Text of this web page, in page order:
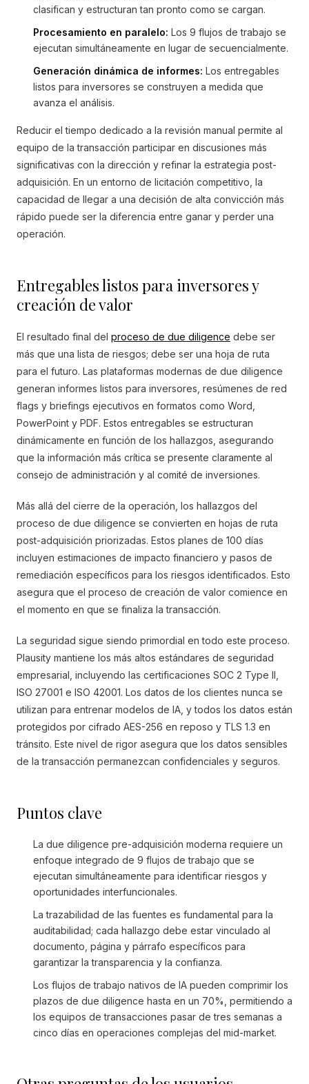
clasifican y estructuran tan pronto como se cargan.
Procesamiento en paralelo: Los 9 flujos de trabajo se
ejecutan simultáneamente en lugar de secuencialmente.
Generación dinámica de informes: Los entregables
listos para inversores se construyen a medida que
avanza el análisis.
Reducir el tiempo dedicado a la revisión manual permite al
equipo de la transacción participar en discusiones más
significativas con la dirección y refinar la estrategia post-
adquisición. En un entorno de licitación competitivo, la
capacidad de llegar a una decisión de alta convicción más
rápido puede ser la diferencia entre ganar y perder una
operación.
Entregables listos para inversores y
creación de valor
El resultado final del proceso de due diligence debe ser
más que una lista de riesgos; debe ser una hoja de ruta
para el futuro. Las plataformas modernas de due diligence
generan informes listos para inversores, resúmenes de red
flags y briefings ejecutivos en formatos como Word,
PowerPoint y PDF. Estos entregables se estructuran
dinámicamente en función de los hallazgos, asegurando
que la información más crítica se presente claramente al
consejo de administración y al comité de inversiones.
Más allá del cierre de la operación, los hallazgos del
proceso de due diligence se convierten en hojas de ruta
post-adquisición priorizadas. Estos planes de 100 días
incluyen estimaciones de impacto financiero y pasos de
remediación específicos para los riesgos identificados. Esto
asegura que el proceso de creación de valor comience en
el momento en que se finaliza la transacción.
La seguridad sigue siendo primordial en todo este proceso.
Plausity mantiene los más altos estándares de seguridad
empresarial, incluyendo las certificaciones SOC 2 Type II,
ISO 27001 e ISO 42001. Los datos de los clientes nunca se
utilizan para entrenar modelos de IA, y todos los datos están
protegidos por cifrado AES-256 en reposo y TLS 1.3 en
tránsito. Este nivel de rigor asegura que los datos sensibles
de la transacción permanezcan confidenciales y seguros.
Puntos clave
La due diligence pre-adquisición moderna requiere un
enfoque integrado de 9 flujos de trabajo que se
ejecutan simultáneamente para identificar riesgos y
oportunidades interfuncionales.
La trazabilidad de las fuentes es fundamental para la
auditabilidad; cada hallazgo debe estar vinculado al
documento, página y párrafo específicos para
garantizar la transparencia y la confianza.
Los flujos de trabajo nativos de IA pueden comprimir los
plazos de due diligence hasta en un 70%, permitiendo a
los equipos de transacciones pasar de tres semanas a
cinco días en operaciones complejas del mid-market.